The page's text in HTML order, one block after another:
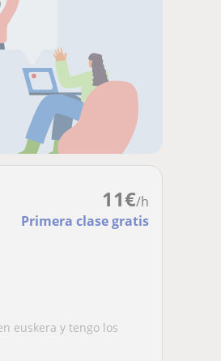
11€/h
Primera clase gratis
euskera y tengo los